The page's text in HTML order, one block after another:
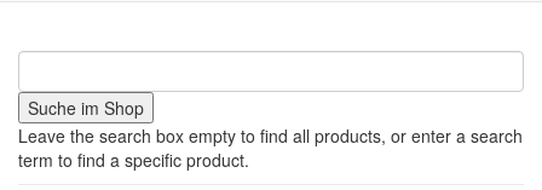
Leave the search box empty to find all products, or enter a search
term to find a specific product.